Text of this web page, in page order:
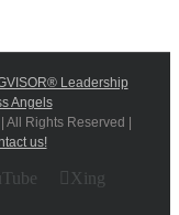
Leadership
Angels
Rights Reserved |
us!
Xing